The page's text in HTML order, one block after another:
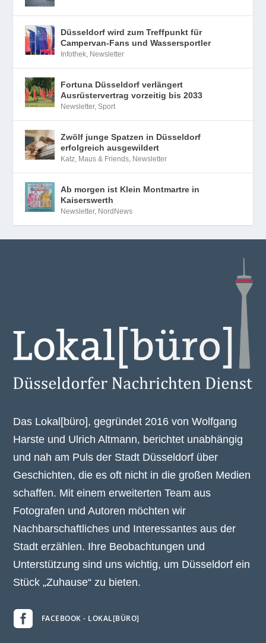
Düsseldorf wird zum Treffpunkt für
Campervan-Fans und Wassersportler
Infothek Newsletter
Fortuna Düsseldorf verlängert
Ausrüstervertrag vorzeitig bis 2033
Newsletter,Sport
Zwölf junge Spatzen in Düsseldorf
erfolgreich ausgewildert
Katz, Maus & Friends Newsletter
Ab morgen ist Klein Montmartre in
Kaiserswerth
Newsletter, NordNews
Das Lokal[büro], gegründet 2016 von Wolfgang
Harste und Ulrich Altmann, berichtet unabhängig
und nah am Puls der Stadt Düsseldorf über
Geschichten, die es oft nicht in die großen Medien
schaffen. Mit einem erweiterten Team aus
Fotografen und Autoren möchten wir
Nachbarschaftliches und Interessantes aus der
Stadt erzählen. Ihre Beobachtungen und
Unterstützung sind uns wichtig, um Düsseldorf ein
Stück „Zuhause“ zu bieten.
 FACEBOOK - LOKAL[BÜRO]